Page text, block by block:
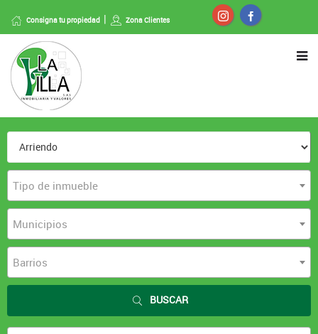
Consigna tu propiedad Zona Clientes
Tipo de inmueble
Municipios
Barrios
BUSCAR